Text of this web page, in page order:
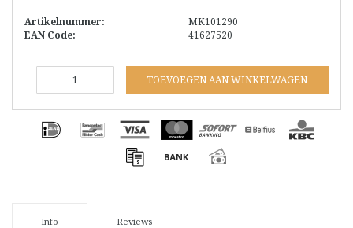
Artikelnummer:
MK101290
EAN Code:
41627520
TOEVOEGEN AAN WINKELWAGEN
Info Reviews